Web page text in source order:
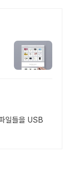
일들을 USB